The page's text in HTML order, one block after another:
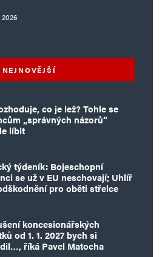
2026
NEJNOVĚJŠÍ
co je lež? Tohle se
„správných názorů“
líbit
týdeník: Bojeschopní
se už v EU neschovají; Uhlíř
pro oběti střelce
koncesionářských
od 1. 1. 2027 bych si
říká Pavel Matocha